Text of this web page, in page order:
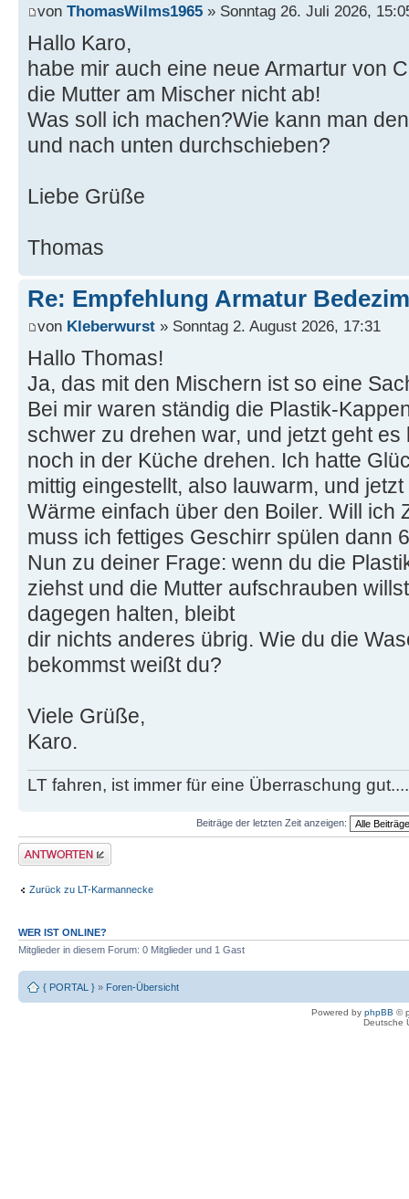
von ThomasWilms1965 » Sonntag 26. Juli 2026,
Hallo Karo,
habe mir auch eine neue Armartur von
die Mutter am Mischer nicht ab!
Was soll ich machen?Wie kann man
und nach unten durchschieben?
Liebe Grüße
Thomas
Re: Empfehlung Armatur
von Kleberwurst » Sonntag 2. August 2026, 17:31
Hallo Thomas!
Ja, das mit den Mischern ist so eine
Bei mir waren ständig die Plastik-
schwer zu drehen war, und jetzt geht es
noch in der Küche drehen. Ich hatte
mittig eingestellt, also lauwarm, und
Wärme einfach über den Boiler. Will ich
muss ich fettiges Geschirr spülen dann
Nun zu deiner Frage: wenn du die
ziehst und die Mutter aufschrauben
dagegen halten, bleibt
dir nichts anderes übrig. Wie du die
bekommst weißt du?
Viele Grüße,
Karo.
LT fahren, ist immer für eine Überraschung
Beiträge der letzten Zeit anzeigen:
Antwort erstellen
Zurück zu LT-Karmannecke
WER IST ONLINE?
Mitglieder in diesem Forum: 0 Mitglieder und 1 Gast
{ PORTAL } » Foren-Übersicht
Powered by phpBB ©
Deutsche